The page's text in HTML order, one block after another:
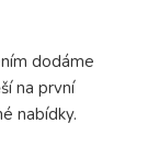
dodáme
na první
nabídky.